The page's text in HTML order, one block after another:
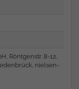
Röntgenstr. 8-12,
nielsen-